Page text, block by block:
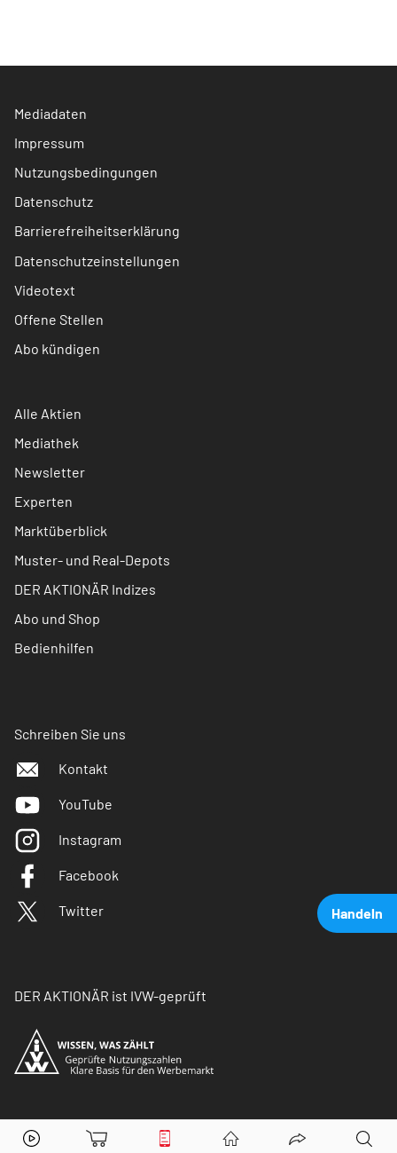
Handeln
Goldman SachsAktie jetzt handeln?
Mediadaten
Impressum
Nutzungsbedingungen
Datenschutz
Barrierefreiheitserklärung
Datenschutzeinstellungen
Videotext
Offene Stellen
Abo kündigen
Alle Aktien
Mediathek
Newsletter
Experten
Marktüberblick
Muster- und Real-Depots
DER AKTIONÄR Indizes
Abo und Shop
Bedienhilfen
Schreiben Sie uns
Kontakt
YouTube
Instagram
Facebook
Twitter
DER AKTIONÄR ist IVW-geprüft